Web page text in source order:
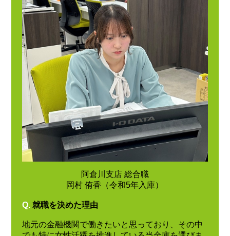
阿倉川支店 総合職
岡村 侑香（令和5年入庫）
Q. 就職を決めた理由
地元の金融機関で働きたいと思っており、その中